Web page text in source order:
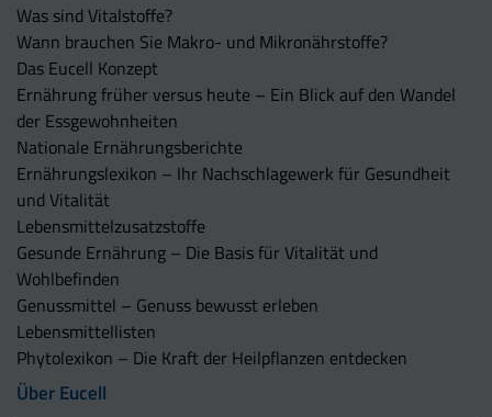
Was sind Vitalstoffe?
Wann brauchen Sie Makro- und Mikronährstoffe?
Das Eucell Konzept
Ernährung früher versus heute – Ein Blick auf den Wandel
der Essgewohnheiten
Nationale Ernährungsberichte
Ernährungslexikon – Ihr Nachschlagewerk für Gesundheit
und Vitalität
Lebensmittelzusatzstoffe
Gesunde Ernährung – Die Basis für Vitalität und
Wohlbefinden
Genussmittel – Genuss bewusst erleben
Lebensmittellisten
Phytolexikon – Die Kraft der Heilpflanzen entdecken
Über Eucell